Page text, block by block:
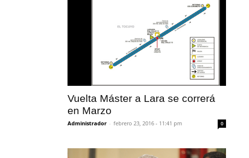
Vuelta Máster a Lara se correrá
en Marzo
Administrador - febrero 23, 2016 - 11:41 pm 0